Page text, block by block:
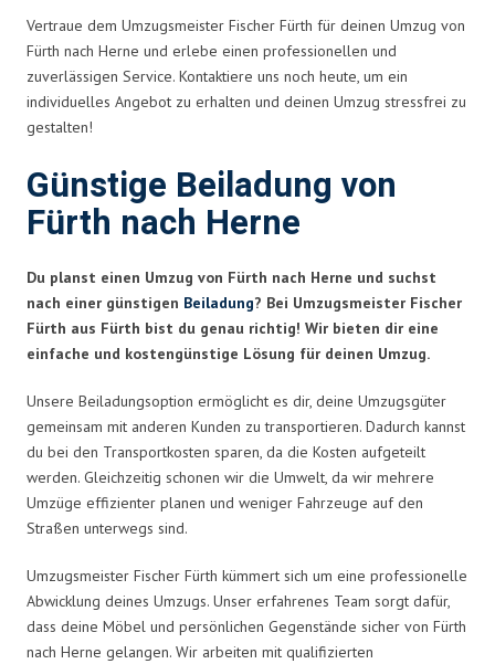
Vertraue dem Umzugsmeister Fischer Fürth für deinen Umzug von
Fürth nach Herne und erlebe einen professionellen und
zuverlässigen Service. Kontaktiere uns noch heute, um ein
individuelles Angebot zu erhalten und deinen Umzug stressfrei zu
gestalten!
Günstige Beiladung von
Fürth nach Herne
Du planst einen Umzug von Fürth nach Herne und suchst
nach einer günstigen Beiladung? Bei Umzugsmeister Fischer
Fürth aus Fürth bist du genau richtig! Wir bieten dir eine
einfache und kostengünstige Lösung für deinen Umzug.
Unsere Beiladungsoption ermöglicht es dir, deine Umzugsgüter
gemeinsam mit anderen Kunden zu transportieren. Dadurch kannst
du bei den Transportkosten sparen, da die Kosten aufgeteilt
werden. Gleichzeitig schonen wir die Umwelt, da wir mehrere
Umzüge effizienter planen und weniger Fahrzeuge auf den
Straßen unterwegs sind.
Umzugsmeister Fischer Fürth kümmert sich um eine professionelle
Abwicklung deines Umzugs. Unser erfahrenes Team sorgt dafür,
dass deine Möbel und persönlichen Gegenstände sicher von Fürth
nach Herne gelangen. Wir arbeiten mit qualifizierten